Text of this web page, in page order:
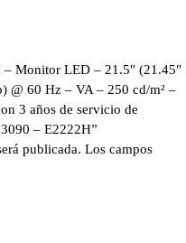
Monitor LED – 21.5″ (21.45″
@ 60 Hz – VA – 250 cd/m² –
3 años de servicio de
– E2222H”
publicada. Los campos